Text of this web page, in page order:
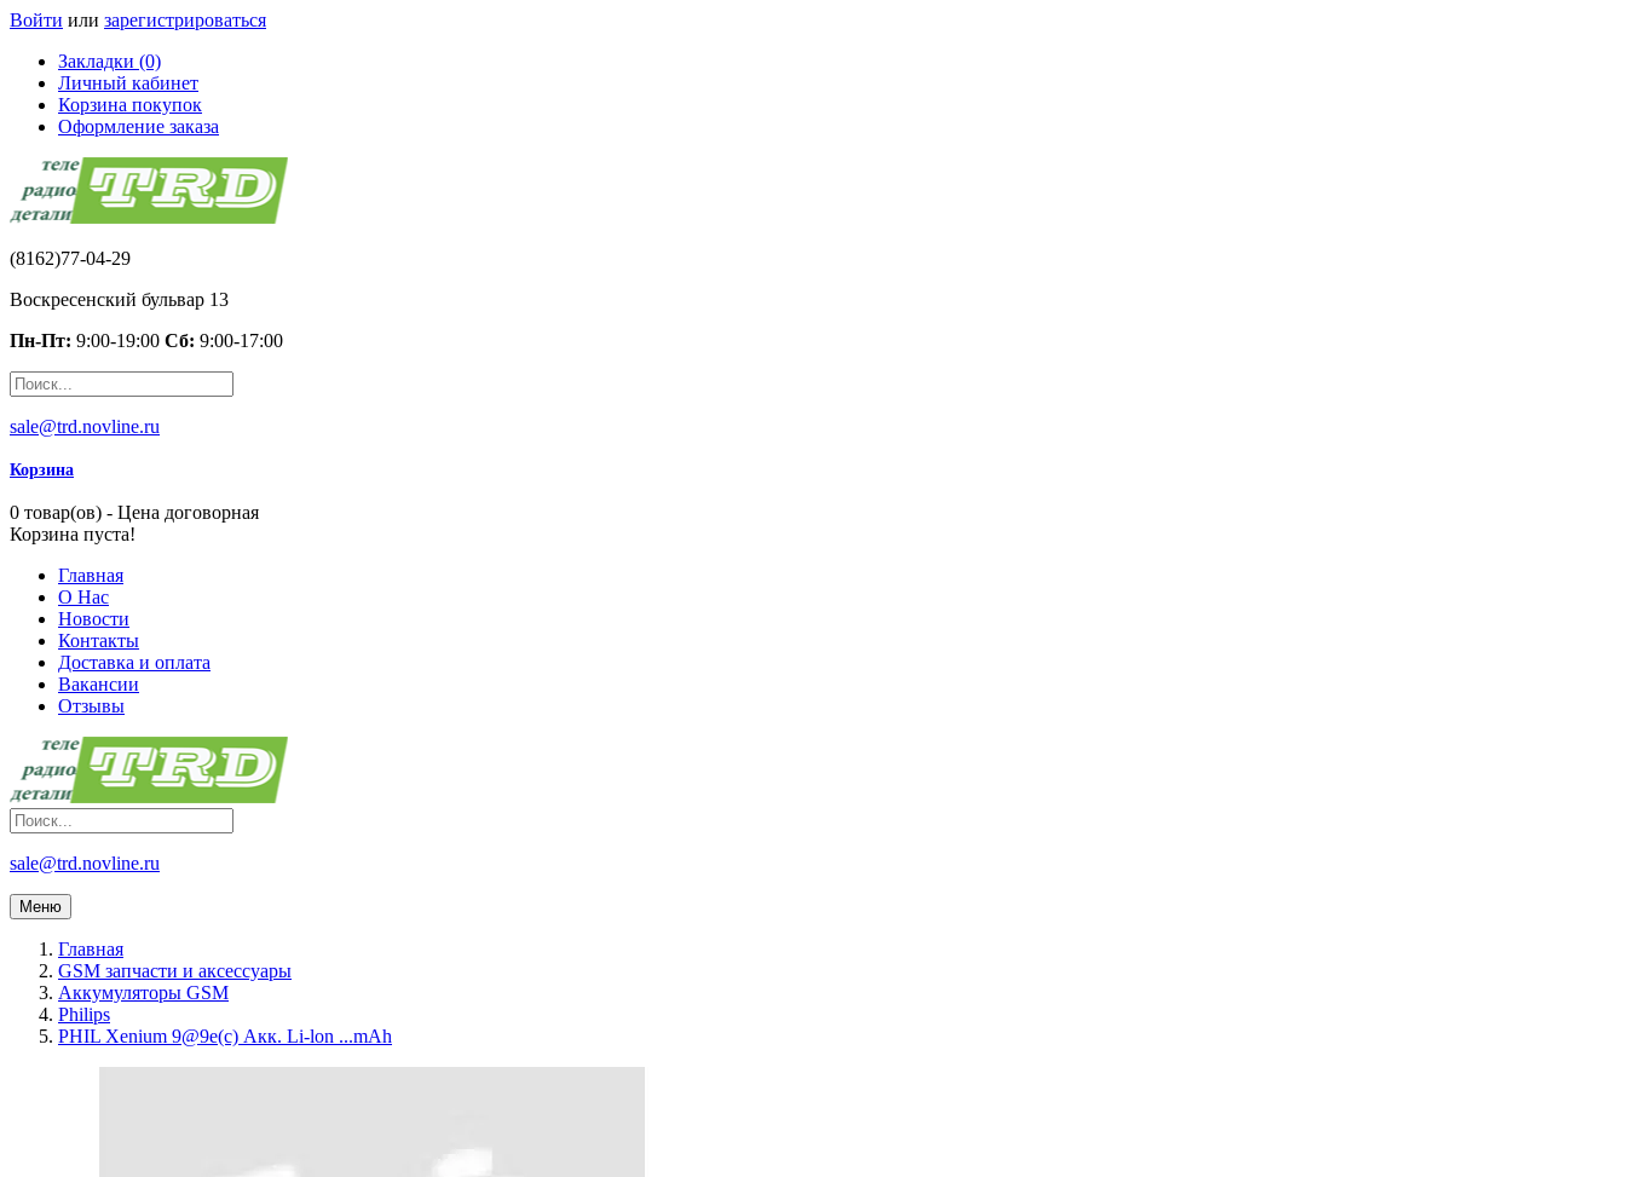
Войти или зарегистрироваться
Закладки (0)
Личный кабинет
Корзина покупок
Оформление заказа
(8162)77-04-29
Воскресенский бульвар 13
Пн-Пт: 9:00-19:00 Сб: 9:00-17:00
sale@trd.novline.ru
Корзина
0 товар(ов) - Цена договорная
Корзина пуста!
Главная
О Нас
Новости
Контакты
Доставка и оплата
Вакансии
Отзывы
sale@trd.novline.ru
Меню
Главная
GSM запчасти и аксессуары
Аккумуляторы GSM
Philips
PHIL Xenium 9@9e(c) Акк. Li-lon ...mAh